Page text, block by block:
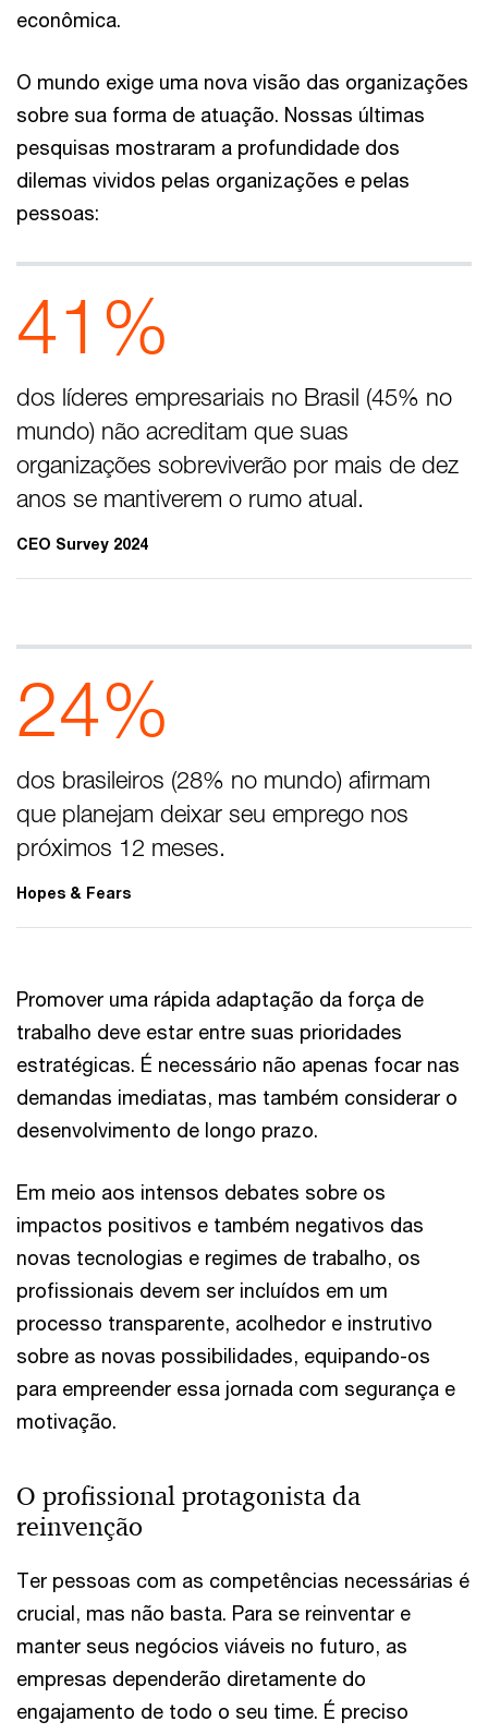
econômica.
O mundo exige uma nova visão das organizações
sobre sua forma de atuação. Nossas últimas
pesquisas mostraram a profundidade dos
dilemas vividos pelas organizações e pelas
pessoas:
41%
dos líderes empresariais no Brasil (45% no
mundo) não acreditam que suas
organizações sobreviverão por mais de dez
anos se mantiverem o rumo atual.
CEO Survey 2024
24%
dos brasileiros (28% no mundo) afirmam
que planejam deixar seu emprego nos
próximos 12 meses.
Hopes & Fears
Promover uma rápida adaptação da força de
trabalho deve estar entre suas prioridades
estratégicas. É necessário não apenas focar nas
demandas imediatas, mas também considerar o
desenvolvimento de longo prazo.
Em meio aos intensos debates sobre os
impactos positivos e também negativos das
novas tecnologias e regimes de trabalho, os
profissionais devem ser incluídos em um
processo transparente, acolhedor e instrutivo
sobre as novas possibilidades, equipando-os
para empreender essa jornada com segurança e
motivação.
O profissional protagonista da
reinvenção
Ter pessoas com as competências necessárias é
crucial, mas não basta. Para se reinventar e
manter seus negócios viáveis no futuro, as
empresas dependerão diretamente do
engajamento de todo o seu time. É preciso